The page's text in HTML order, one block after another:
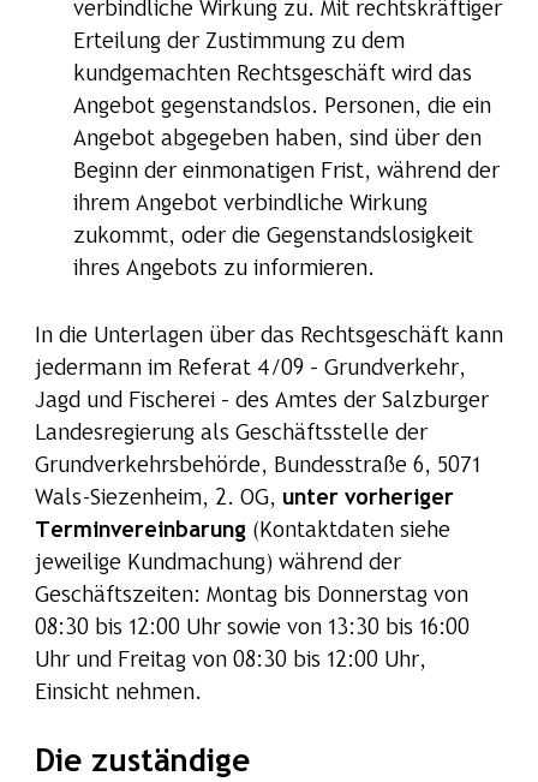
verbindliche Wirkung zu. Mit rechtskräftiger
Erteilung der Zustimmung zu dem
kundgemachten Rechtsgeschäft wird das
Angebot gegenstandslos. Personen, die ein
Angebot abgegeben haben, sind über den
Beginn der einmonatigen Frist, während der
ihrem Angebot verbindliche Wirkung
zukommt, oder die Gegenstandslosigkeit
ihres Angebots zu informieren.
In die Unterlagen über das Rechtsgeschäft kann
jedermann im Referat 4/09 – Grundverkehr,
Jagd und Fischerei – des Amtes der Salzburger
Landesregierung als Geschäftsstelle der
Grundverkehrsbehörde, Bundesstraße 6, 5071
Wals-Siezenheim, 2. OG, unter vorheriger
Terminvereinbarung (Kontaktdaten siehe
jeweilige Kundmachung) während der
Geschäftszeiten: Montag bis Donnerstag von
08:30 bis 12:00 Uhr sowie von 13:30 bis 16:00
Uhr und Freitag von 08:30 bis 12:00 Uhr,
Einsicht nehmen.
Die zuständige